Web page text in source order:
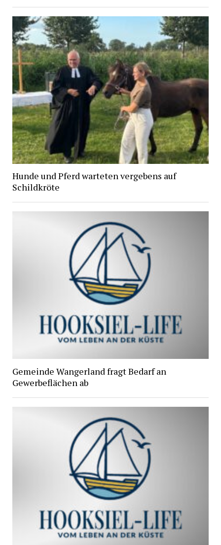
Hunde und Pferd warteten vergebens auf
Schildkröte
Gemeinde Wangerland fragt Bedarf an
Gewerbeflächen ab